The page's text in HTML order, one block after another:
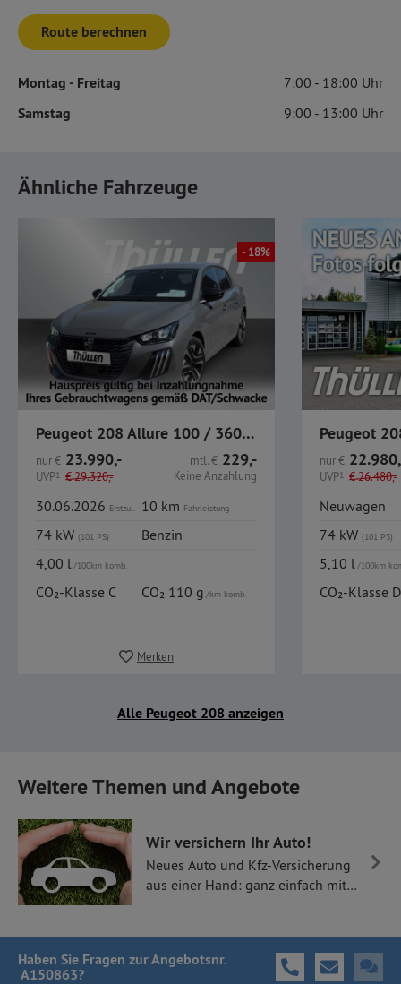
Route berechnen
Montag - Freitag 7:00 18:00
Samstag 9:00 13:00
Ähnliche Fahrzeuge
- 18%
Peugeot 208 Allure 100 / 360°Kamera / SHZ / Carplay / PDC
nur€ 23.990,-
UVP1 €29.320,-
mtl.€ 229,-
Keine Anzahlung
30.06.2026 Erstzul. 10 km Fahrleistung
74 kW (101 PS)
Benzin
4,00 l/100km komb.
CO₂-Klasse C CO₂ 110 g/km komb.
Merken
Peugeot
nur€
UVP1 €26.480,-
Neuwagen
74 kW (101 PS)
5,10 l/100km
CO₂-Klasse D
Alle Peugeot 208 anzeigen
Weitere Themen und Angebote
Wir versichern Ihr Auto!
Neues Auto und Kfz-Versicherung
aus einer Hand: ganz einfach mit
Haben Sie Fragen zur Angebotsnr.
A150863?